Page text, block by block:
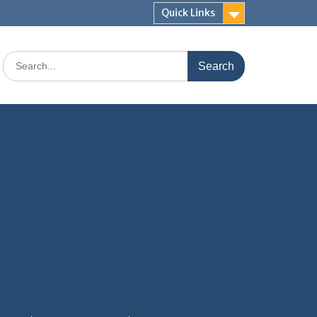
Quick Links
Search
for: